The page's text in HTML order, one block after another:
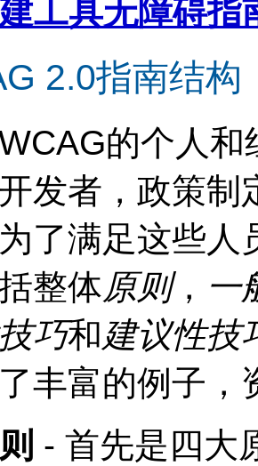
工具无障碍指
2.0指南结构
的个人和
发者，政策制
了满足这些人
整体原则， 一
巧和建议性技
丰富的例子，
- 首先是四大